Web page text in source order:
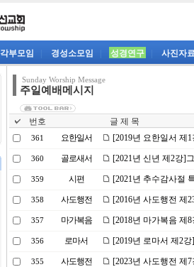
각부모임 경성소모임 성경연구 사진자
Sunday Worship Message
주일예배메시지
번호 글 제 목
361 요한일서 [2019년 요한일서 제
360 골로새서 [2021년 신년 제2강]
359 시편 [2021년 추수감사절
358 사도행전 [2016년 사도행전 제
357 마가복음 [2018년 마가복음 제
356 로마서 [2019년 로마서 제2
355 사도행전 [2023년 사도행전 제